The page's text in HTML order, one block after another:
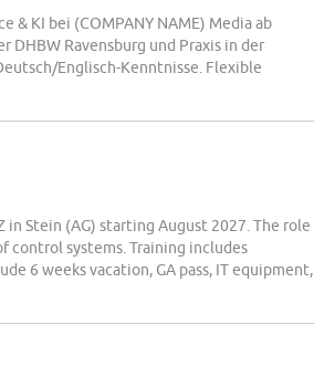
& KI bei (COMPANY NAME) Media ab
DHBW Ravensburg und Praxis in der
Englisch-Kenntnisse. Flexible
in Stein (AG) starting August 2027. The role
control systems. Training includes
6 weeks vacation, GA pass, IT equipment,